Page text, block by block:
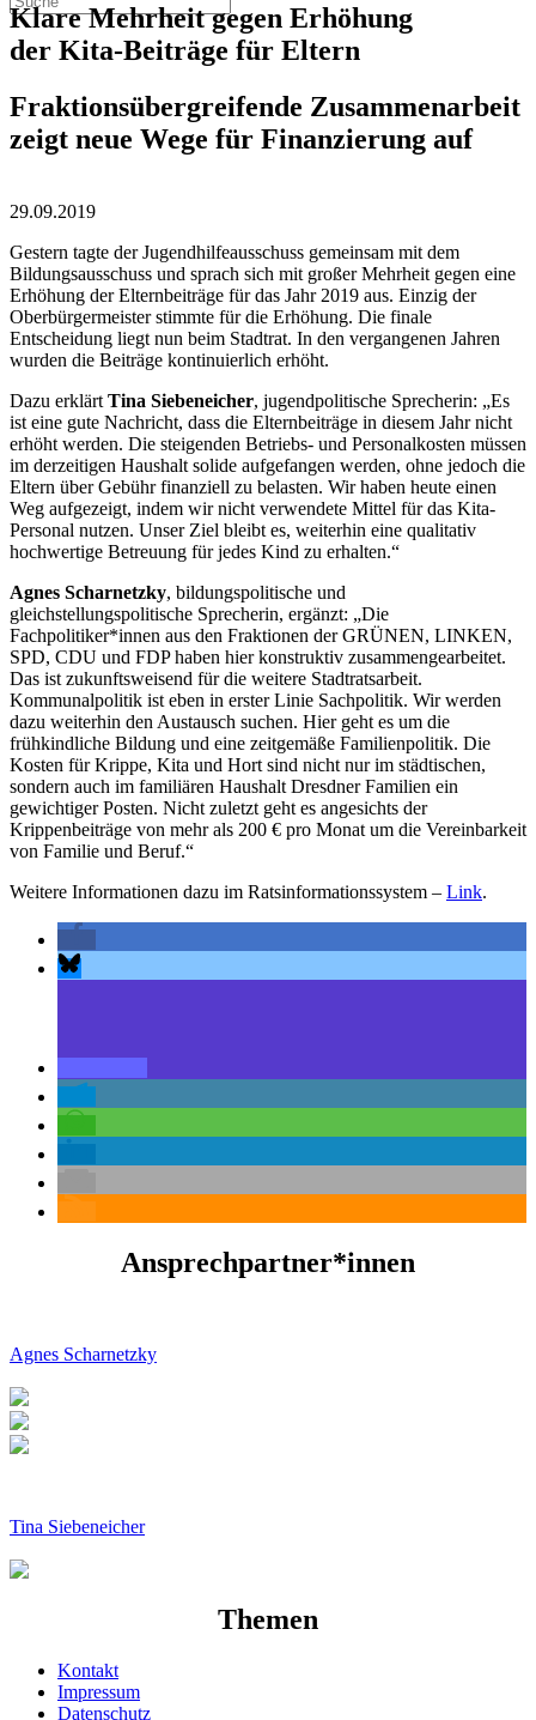
Klare Mehrheit gegen Erhöhung
der Kita-Beiträge für Eltern
Fraktionsübergreifende Zusammenarbeit
zeigt neue Wege für Finanzierung auf
29.09.2019
Gestern tagte der Jugendhilfeausschuss gemeinsam mit dem
Bildungsausschuss und sprach sich mit großer Mehrheit gegen eine
Erhöhung der Elternbeiträge für das Jahr 2019 aus. Einzig der
Oberbürgermeister stimmte für die Erhöhung. Die finale
Entscheidung liegt nun beim Stadtrat. In den vergangenen Jahren
wurden die Beiträge kontinuierlich erhöht.
Dazu erklärt Tina Siebeneicher, jugendpolitische Sprecherin: „Es
ist eine gute Nachricht, dass die Elternbeiträge in diesem Jahr nicht
erhöht werden. Die steigenden Betriebs- und Personalkosten müssen
im derzeitigen Haushalt solide aufgefangen werden, ohne jedoch die
Eltern über Gebühr finanziell zu belasten. Wir haben heute einen
Weg aufgezeigt, indem wir nicht verwendete Mittel für das Kita-
Personal nutzen. Unser Ziel bleibt es, weiterhin eine qualitativ
hochwertige Betreuung für jedes Kind zu erhalten.“
Agnes Scharnetzky, bildungspolitische und
gleichstellungspolitische Sprecherin, ergänzt: „Die
Fachpolitiker*innen aus den Fraktionen der GRÜNEN, LINKEN,
SPD, CDU und FDP haben hier konstruktiv zusammengearbeitet.
Das ist zukunftsweisend für die weitere Stadtratsarbeit.
Kommunalpolitik ist eben in erster Linie Sachpolitik. Wir werden
dazu weiterhin den Austausch suchen. Hier geht es um die
frühkindliche Bildung und eine zeitgemäße Familienpolitik. Die
Kosten für Krippe, Kita und Hort sind nicht nur im städtischen,
sondern auch im familiären Haushalt Dresdner Familien ein
gewichtiger Posten. Nicht zuletzt geht es angesichts der
Krippenbeiträge von mehr als 200 € pro Monat um die Vereinbarkeit
von Familie und Beruf.“
Weitere Informationen dazu im Ratsinformationssystem – Link.
Ansprechpartner*innen
Agnes Scharnetzky
Tina Siebeneicher
Themen
Kontakt
Impressum
Datenschutz